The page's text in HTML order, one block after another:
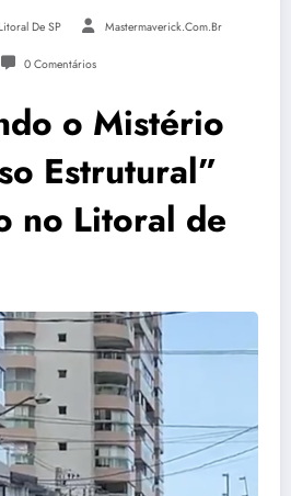
De SP Mastermaverick.com.br
0 Comentários
o Mistério
Estrutural”
no Litoral de